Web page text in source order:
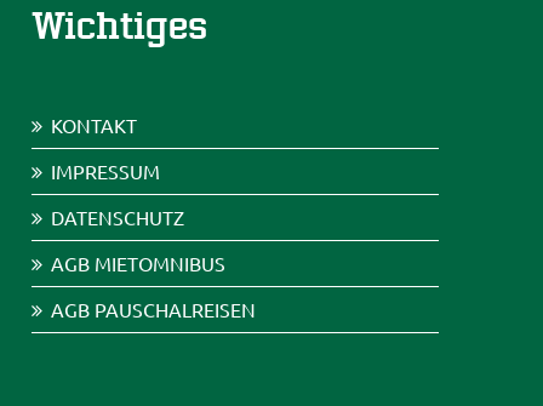
Wichtiges
KONTAKT
IMPRESSUM
DATENSCHUTZ
AGB MIETOMNIBUS
AGB PAUSCHALREISEN